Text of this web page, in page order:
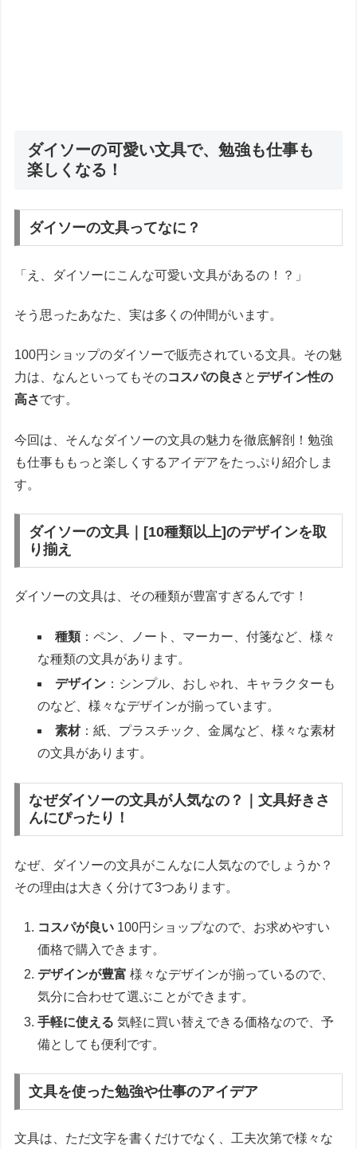
ダイソーの可愛い文具で、勉強も仕事も
楽しくなる！
ダイソーの文具ってなに？
「え、ダイソーにこんな可愛い文具があるの！？」
そう思ったあなた、実は多くの仲間がいます。
100円ショップのダイソーで販売されている文具。その魅
力は、なんといってもそのコスパの良さ と デザイン性の
高さです。
今回は、そんなダイソーの文具の魅力を徹底解剖！勉強
も仕事ももっと楽しくするアイデアをたっぷり紹介しま
す。
ダイソーの文具｜[10種類以上]のデザインを取
り揃え
ダイソーの文具は、その種類が豊富すぎるんです！
種類：ペン、ノート、マーカー、付箋など、様々
な種類の文具があります。
デザイン ：シンプル、おしゃれ、キャラクターも
のなど、様々なデザインが揃っています。
素材：紙、プラスチック、金属など、様々な素材
の文具があります。
なぜダイソーの文具が人気なの？｜文具好きさ
んにぴったり！
なぜ、ダイソーの文具がこんなに人気なのでしょうか？
その理由は大きく分けて3つあります。
コスパが良い 100円ショップなので、お求めやすい
価格で購入できます。
デザインが豊富 様々なデザインが揃っているので、
気分に合わせて選ぶことができます。
手軽に使える 気軽に買い替えできる価格なので、予
備としても便利です。
文具を使った勉強や仕事のアイデア
文具は、ただ文字を書くだけでなく、工夫次第で様々な